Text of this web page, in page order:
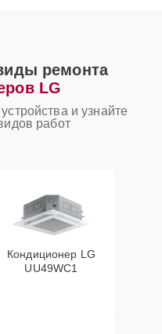
ремонта
LG
и узнайте
работ
Кондиционер LG
UU49WC1